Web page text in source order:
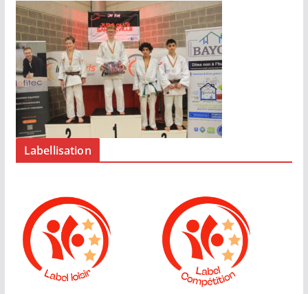
Labellisation